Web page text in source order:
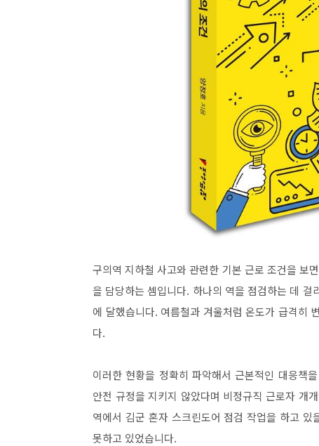
구의역 지하철 사고와 관련한 기본 근로 조건을 보
을 담당하는 셈입니다. 하나의 역을 점검하는 데
에 달했습니다. 여름철과 겨울처럼 온도가 급격히
다.
이러한 현황을 정확히 파악해서 근본적인 대응책
안전 규정을 지키지 않았다며 비정규직 근로자 개
역에서 김군 혼자 스크린도어 점검 작업을 하고
못하고 있었습니다.